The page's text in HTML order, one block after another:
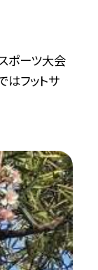
スポーツ大会
はフットサ